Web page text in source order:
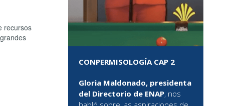
recursos
CONPERMISOLOGÍA CAP 2
Gloria Maldonado, presidenta
del Directorio de ENAP, nos